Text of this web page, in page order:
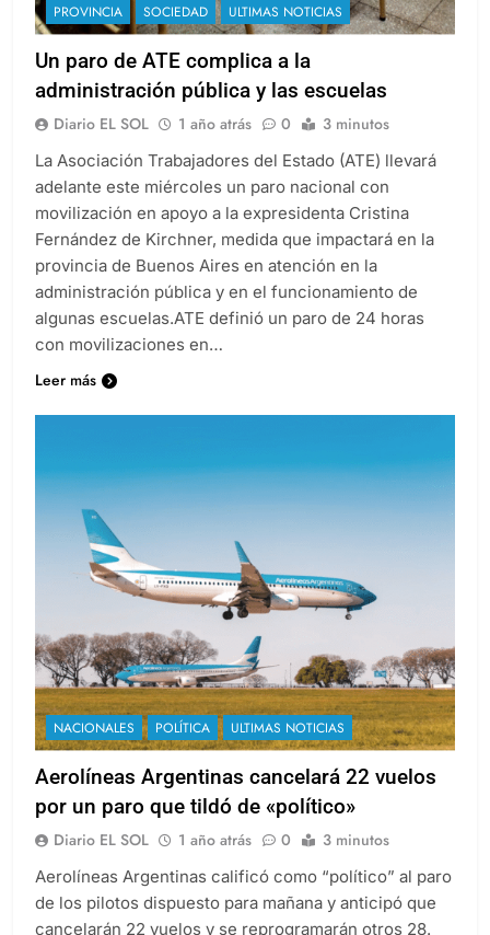
PROVINCIA SOCIEDAD ULTIMAS NOTICIAS
Un paro de ATE complica a la
administración pública y las escuelas
Diario EL SOL 1 año atrás 0 3 minutos
La Asociación Trabajadores del Estado (ATE) llevará
adelante este miércoles un paro nacional con
movilización en apoyo a la expresidenta Cristina
Fernández de Kirchner, medida que impactará en la
provincia de Buenos Aires en atención en la
administración pública y en el funcionamiento de
algunas escuelas.ATE definió un paro de 24 horas
con movilizaciones en…
Leer más
NACIONALES POLÍTICA ULTIMAS NOTICIAS
Aerolíneas Argentinas cancelará 22 vuelos
por un paro que tildó de «político»
Diario EL SOL 1 año atrás 0 3 minutos
Aerolíneas Argentinas calificó como “político” al paro
de los pilotos dispuesto para mañana y anticipó que
cancelarán 22 vuelos y se reprogramarán otros 28.